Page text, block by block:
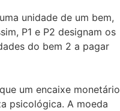
unidade de um bem,
P1 e P2 designam os
do bem 2 a pagar
um encaixe monetário
psicológica. A moeda